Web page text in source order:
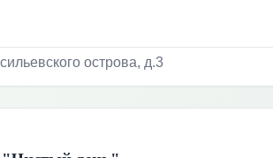
острова, д.3